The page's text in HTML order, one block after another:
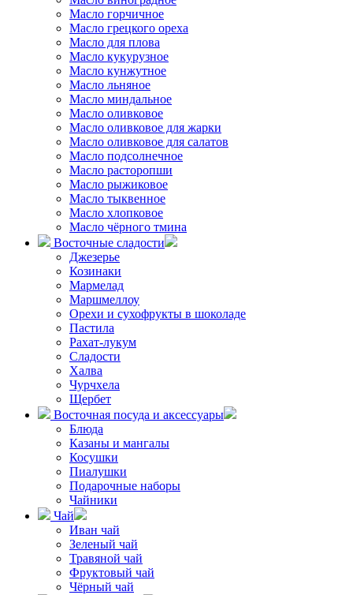
Масло горчичное
Масло грецкого ореха
Масло для плова
Масло кукурузное
Масло кунжутное
Масло льняное
Масло миндальное
Масло оливковое
Масло оливковое для жарки
Масло оливковое для салатов
Масло подсолнечное
Масло расторопши
Масло рыжиковое
Масло тыквенное
Масло хлопковое
Масло чёрного тмина
Восточные сладости
Джезерье
Козинаки
Мармелад
Маршмеллоу
Орехи и сухофрукты в шоколаде
Пастила
Рахат-лукум
Сладости
Халва
Чурчхела
Щербет
Восточная посуда и аксессуары
Блюда
Казаны и мангалы
Косушки
Пиалушки
Подарочные наборы
Чайники
Чай
Иван чай
Зеленый чай
Травяной чай
Фруктовый чай
Чёрный чай